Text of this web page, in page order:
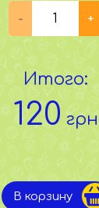
Итого:
120 грн
В корзину